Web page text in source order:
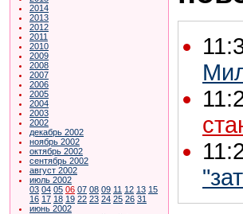
2014
2013
2012
2011
2010
2009
2008
2007
2006
2005
2004
2003
2002
декабрь 2002
ноябрь 2002
октябрь 2002
сентябрь 2002
август 2002
июль 2002
03 04 05 06 07 08 09 11 12 13 15
16 17 18 19 22 23 24 25 26 31
июнь 2002